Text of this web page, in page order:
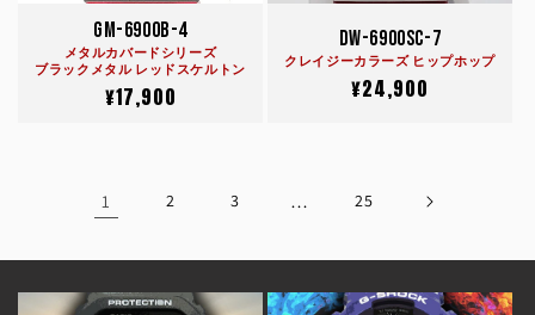
GM-6900B-4
メタルカバードシリーズ
ブラックメタル レッドスケルトン
通
¥17,900
DW-6900SC-7
クレイジーカラーズ ヒップホップ
通
¥24,900
1 2 3 … 25